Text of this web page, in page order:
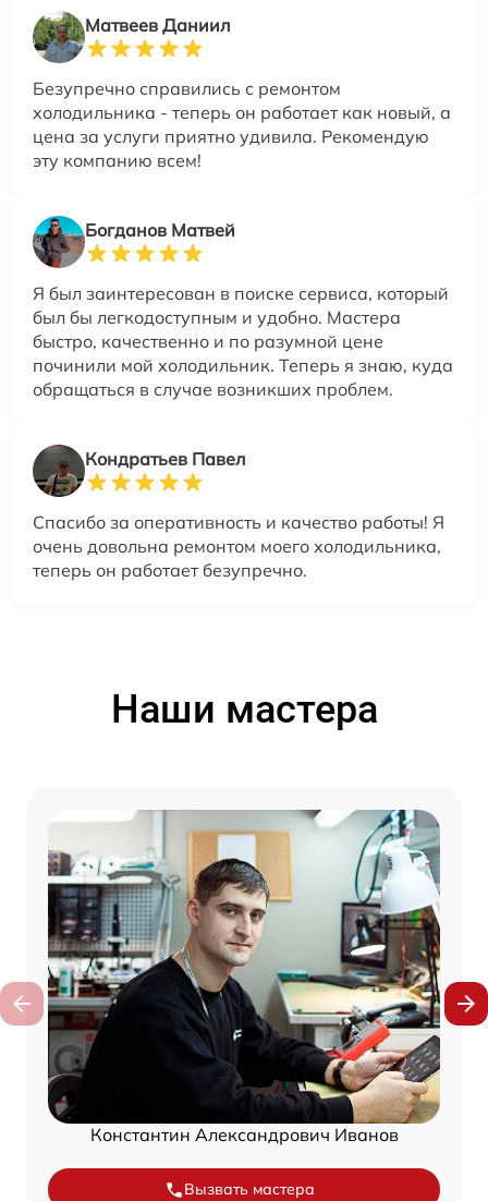
Матвеев Даниил
Безупречно справились с ремонтом
холодильника - теперь он работает как новый, а
цена за услуги приятно удивила. Рекомендую
эту компанию всем!
Богданов Матвей
Я был заинтересован в поиске сервиса, который
был бы легкодоступным и удобно. Мастера
быстро, качественно и по разумной цене
починили мой холодильник. Теперь я знаю, куда
обращаться в случае возникших проблем.
Кондратьев Павел
Спасибо за оперативность и качество работы! Я
очень довольна ремонтом моего холодильника,
теперь он работает безупречно.
Наши мастера
Константин Александрович Иванов
Вызвать мастера